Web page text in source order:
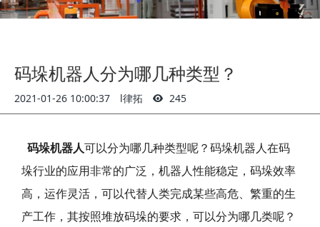
码垛机器人分为哪几种类型？
2021-01-26 10:00:37 l律拓 245
码垛机器人可以分为哪几种类型呢？码垛机器人在码
垛行业的应用非常的广泛，机器人性能稳定，码垛效率
高，运作灵活，可以代替人类完成某些高危、繁重的生
产工作，其按照堆放码垛的要求，可以分为哪几类呢？